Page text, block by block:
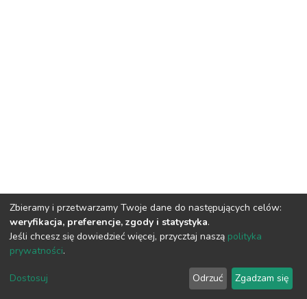
DSpace software copyright © 2002-2026LYRASIS
Privacy policy Regulations
Zbieramy i przetwarzamy Twoje dane do następujących celów:
weryfikacja, preferencje, zgody i statystyka.
Jeśli chcesz się dowiedzieć więcej, przycztaj naszą polityka
prywatności.
Dostosuj Odrzuć Zgadzam się